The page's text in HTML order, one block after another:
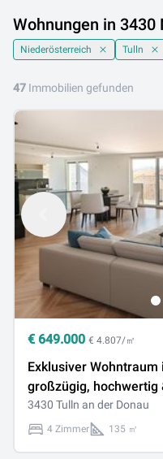
Wohnungen in
Niederösterreich Tulln
47 Immobilien gefunden
€ 649.000 € 4.807/㎡
Exklusiver
großzügig, hochwertig
3430 Tulln an der Donau
4 Zimmer 135 ㎡